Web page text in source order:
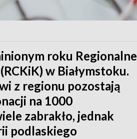
roku Regionalne
w Białymstoku.
z regionu pozostają
na 1000
zabrakło, jednak
podlaskiego